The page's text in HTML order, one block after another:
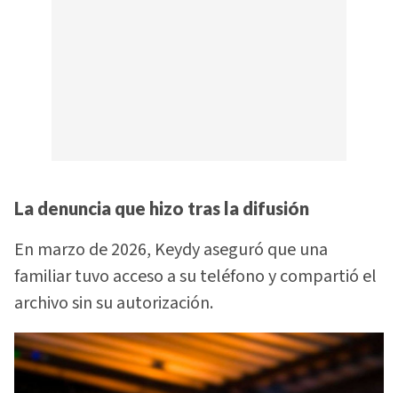
La denuncia que hizo tras la difusión
En marzo de 2026, Keydy aseguró que una
familiar tuvo acceso a su teléfono y compartió el
archivo sin su autorización.